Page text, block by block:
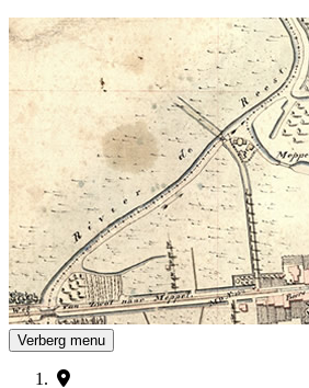
Drents Archief
Verberg menu